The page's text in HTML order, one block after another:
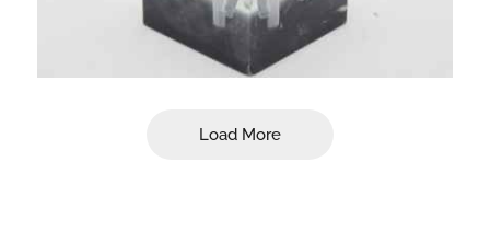
Load More